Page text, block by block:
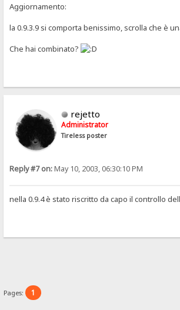
Aggiornamento:
la 0.9.3.9 si comporta benissimo, scrolla che è
Che hai combinato?
rejetto
Administrator
Tireless poster
Reply #7 on:May 10, 2003, 06:30:10 PM
nella 0.9.4 è stato riscritto da capo il controllo
Pages: 1